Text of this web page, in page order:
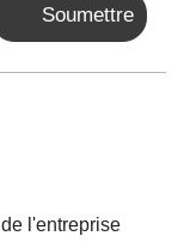
Soumettre
l'entreprise